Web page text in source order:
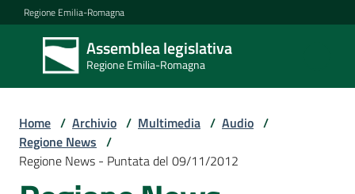
Vai al contenuto
Vai alla navigazione
Vai al footer
Regione Emilia-Romagna
Assemblea legislativa
Regione Emilia-Romagna
Assemblea
legislativa
Regione Emilia-
Assemblea
Home / Archivio / Multimedia / Audio /
Regione News /
Regione News - Puntata del 09/11/2012